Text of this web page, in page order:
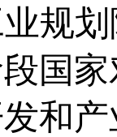
规划
国
和